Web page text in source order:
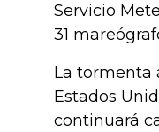
Servicio
31
La tormenta
Estados
continuará